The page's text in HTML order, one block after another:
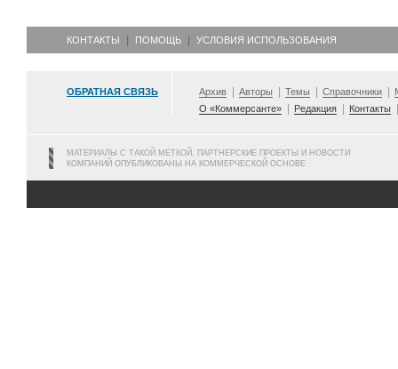
КОНТАКТЫ ПОМОЩЬ УСЛОВИЯ ИСПОЛЬЗОВАНИЯ
ОБРАТНАЯ СВЯЗЬ Архив Авторы Темы Справочники
О «Коммерсанте»
Редакция Контакты
МАТЕРИАЛЫ С ТАКОЙ МЕТКОЙ, ПАРТНЕРСКИЕ ПРОЕКТЫ И НОВОСТИ
КОМПАНИЙ ОПУБЛИКОВАНЫ НА КОММЕРЧЕСКОЙ ОСНОВЕ